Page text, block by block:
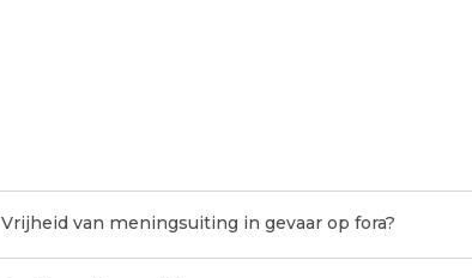
Vrijheid van meningsuiting in gevaar op fora?